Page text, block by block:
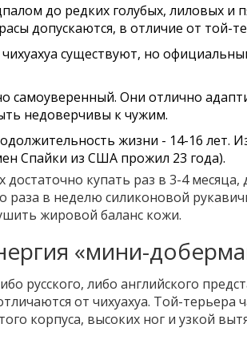
до редких голубых, лиловых и
допускаются, в отличие от той-
существуют, но
самоуверенный. Они отлично
недоверчивы к чужим.
жизни - 14-16 лет.
Спайки из США прожил 23 года).
купать раз в 3-4
раза в неделю силиконовой
жировой баланс кожи.
«мини-
русского, либо английского
от чихуахуа. Той-терьера
корпуса, высоких ног и узкой